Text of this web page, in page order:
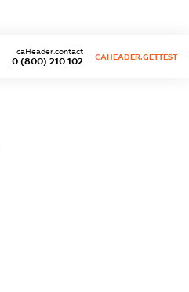
0 (800) 210 102
caHeader.contact
CAHEADER.GETTEST